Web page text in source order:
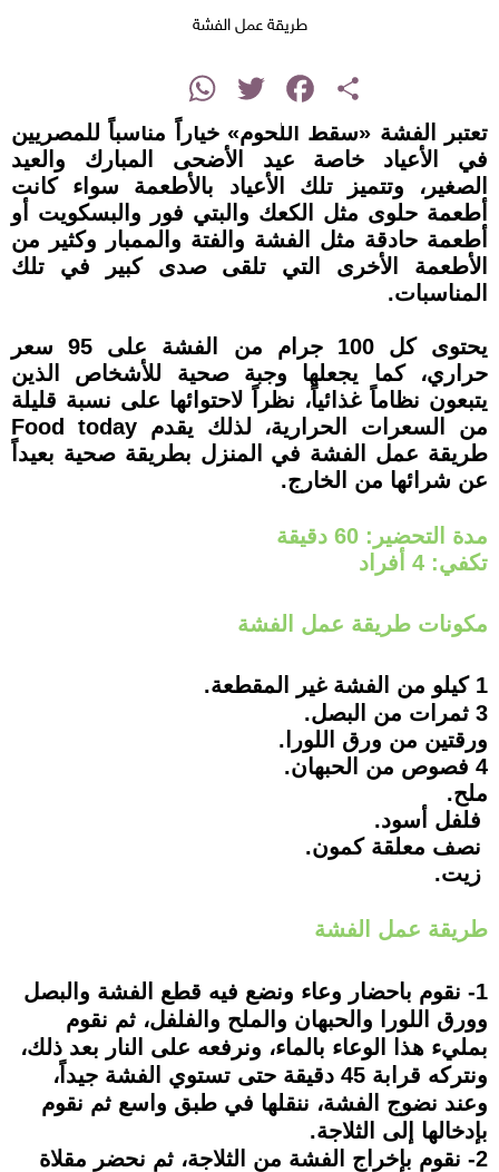
طريقة عمل الفشة
Share
Facebook
Twitter
WhatsApp
تعتبر الفشة «سقط اللحوم» خياراً مناسباً للمصريين
في الأعياد خاصة عيد الأضحى المبارك والعيد
الصغير، وتتميز تلك الأعياد بالأطعمة سواء كانت
أطعمة حلوى مثل الكعك والبتي فور والبسكويت أو
أطعمة حادقة مثل الفشة والفتة والممبار وكثير من
الأطعمة الأخرى التي تلقى صدى كبير في تلك
المناسبات.
يحتوى كل 100 جرام من الفشة على 95 سعر
حراري، كما يجعلها وجبة صحية للأشخاص الذين
يتبعون نظاماً غذائياً، نظراً لاحتوائها على نسبة قليلة
من السعرات الحرارية، لذلك يقدم Food today
طريقة عمل الفشة في المنزل بطريقة صحية بعيداً
عن شرائها من الخارج.
مدة التحضير: 60 دقيقة
تكفي: 4 أفراد
مكونات طريقة عمل الفشة
1 كيلو من الفشة غير المقطعة.
3 ثمرات من البصل.
ورقتين من ورق اللورا.
4 فصوص من الحبهان.
ملح.
فلفل أسود.
نصف معلقة كمون.
زيت.
طريقة عمل الفشة
1- نقوم باحضار وعاء ونضع فيه قطع الفشة والبصل
وورق اللورا والحبهان والملح والفلفل، ثم نقوم
بمليء هذا الوعاء بالماء، ونرفعه على النار بعد ذلك،
ونتركه قرابة 45 دقيقة حتى تستوي الفشة جيداً،
وعند نضوج الفشة، ننقلها في طبق واسع ثم نقوم
بإدخالها إلى الثلاجة.
2- نقوم بإخراج الفشة من الثلاجة، ثم نحضر مقلاة